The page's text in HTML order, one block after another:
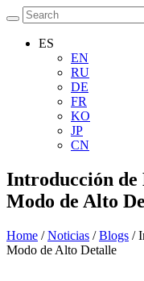
ES
EN
RU
DE
FR
KO
JP
CN
Introducción de
Modo de Alto
Home /Noticias /Blogs /
Modo de Alto Detalle